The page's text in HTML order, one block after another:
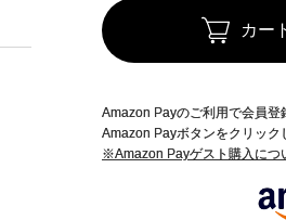
カー
Amazon Payのご利用で会員登
Amazon Payボタンをクリック
※Amazon Payゲスト購入につ